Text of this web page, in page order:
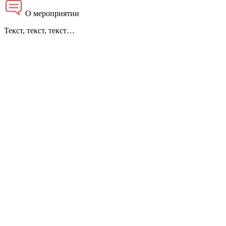
О мероприятии
Текст, текст, текст…